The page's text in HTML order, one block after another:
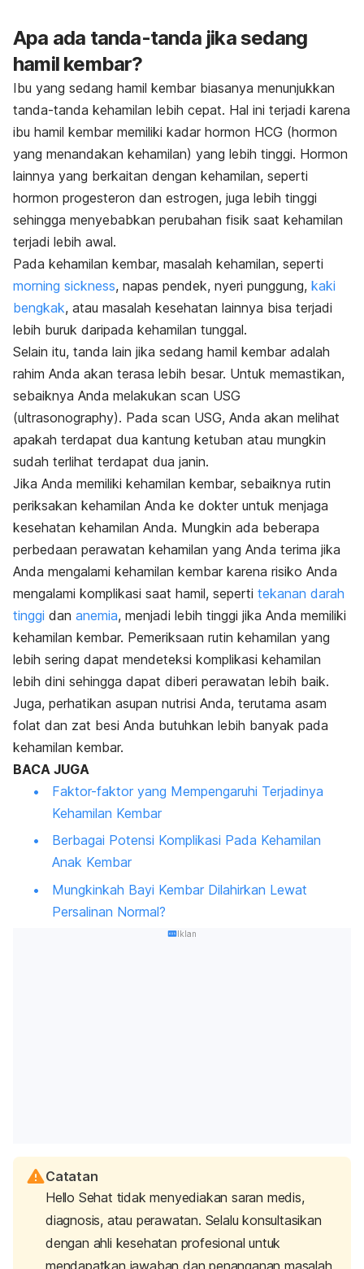
Apa ada tanda-tanda jika sedang
hamil kembar?
Ibu yang sedang hamil kembar biasanya menunjukkan
tanda-tanda kehamilan lebih cepat. Hal ini terjadi karena
ibu hamil kembar memiliki kadar hormon HCG (hormon
yang menandakan kehamilan) yang lebih tinggi. Hormon
lainnya yang berkaitan dengan kehamilan, seperti
hormon progesteron dan estrogen, juga lebih tinggi
sehingga menyebabkan perubahan fisik saat kehamilan
terjadi lebih awal.
Pada kehamilan kembar, masalah kehamilan, seperti
morning sickness, napas pendek, nyeri punggung, kaki
bengkak, atau masalah kesehatan lainnya bisa terjadi
lebih buruk daripada kehamilan tunggal.
Selain itu, tanda lain jika sedang hamil kembar adalah
rahim Anda akan terasa lebih besar. Untuk memastikan,
sebaiknya Anda melakukan scan USG
(ultrasonography). Pada scan USG, Anda akan melihat
apakah terdapat dua kantung ketuban atau mungkin
sudah terlihat terdapat dua janin.
Jika Anda memiliki kehamilan kembar, sebaiknya rutin
periksakan kehamilan Anda ke dokter untuk menjaga
kesehatan kehamilan Anda. Mungkin ada beberapa
perbedaan perawatan kehamilan yang Anda terima jika
Anda mengalami kehamilan kembar karena risiko Anda
mengalami komplikasi saat hamil, seperti tekanan darah
tinggi dan anemia, menjadi lebih tinggi jika Anda memiliki
kehamilan kembar. Pemeriksaan rutin kehamilan yang
lebih sering dapat mendeteksi komplikasi kehamilan
lebih dini sehingga dapat diberi perawatan lebih baik.
Juga, perhatikan asupan nutrisi Anda, terutama asam
folat dan zat besi Anda butuhkan lebih banyak pada
kehamilan kembar.
BACA JUGA
Faktor-faktor yang Mempengaruhi Terjadinya
Kehamilan Kembar
Berbagai Potensi Komplikasi Pada Kehamilan
Anak Kembar
Mungkinkah Bayi Kembar Dilahirkan Lewat
Persalinan Normal?
Iklan
Catatan
Hello Sehat tidak menyediakan saran medis,
diagnosis, atau perawatan. Selalu konsultasikan
dengan ahli kesehatan profesional untuk